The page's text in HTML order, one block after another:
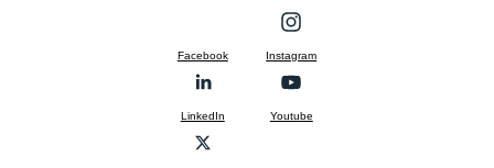
Facebook Instagram
LinkedIn Youtube